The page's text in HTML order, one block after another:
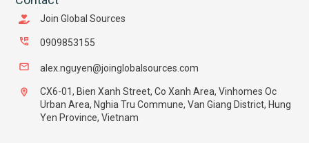
Join Global Sources
0909853155
alex.nguyen@joinglobalsources.com
CX6-01, Bien Xanh Street, Co Xanh Area, Vinhomes Oc
Urban Area, Nghia Tru Commune, Van Giang District, Hung
Yen Province, Vietnam